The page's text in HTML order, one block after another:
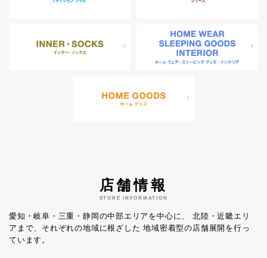
店舗情報
STORE INFORMATION
愛知・岐阜・三重・静岡の中部エリアを中心に、
北陸・近畿エリ
アまで、それぞれの地域に根ざした 地域密着型の店舗展開を行っ
ています。